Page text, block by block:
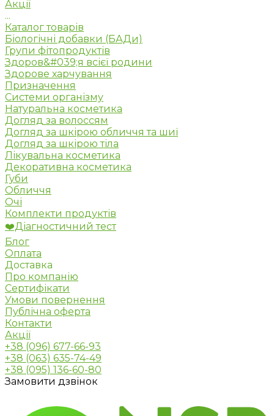
Акції
...
Каталог товарів
Біологічні добавки (БАДи)
Групи фітопродуктів
Здоров&#039;я всієї родини
Здорове харчування
Призначення
Системи організму
Натуральна косметика
Догляд за волоссям
Догляд за шкірою обличчя та шиї
Догляд за шкірою тіла
Лікувальна косметика
Декоративна косметика
Губи
Обличчя
Очі
Комплекти продуктів
❤️Діагностичний тест
Блог
Оплата
Доставка
Про компанію
Сертифікати
Умови повернення
Публічна оферта
Контакти
Акції
+38 (096) 677-66-93
+38 (063) 635-74-49
+38 (095) 136-60-80
Замовити дзвінок